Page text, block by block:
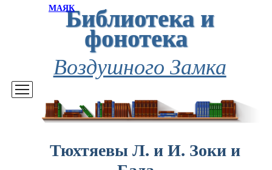
МАЯКБиблиотека и
фонотека
Воздушного Замка
Тюхтяевы Л. и И. Зоки и